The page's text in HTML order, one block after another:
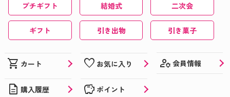
プチギフト 結婚式 二次会
ギフト 引き出物 引き菓子
shopping_cart カート favorite お気に入り manage_accounts 会員情報
description 購入履歴 savings ポイント